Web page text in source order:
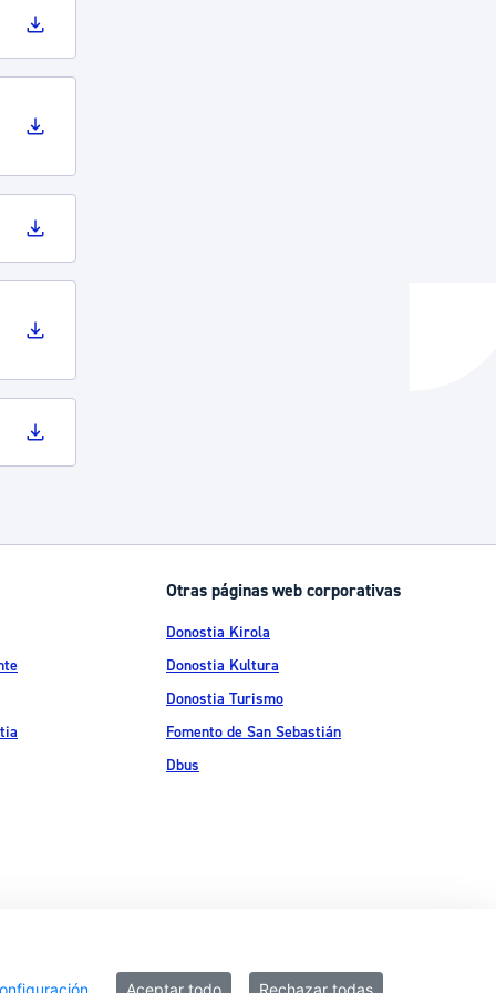
Otras páginas web corporativas
Donostia Kirola
Donostia Kultura
Donostia Turismo
Fomento de San Sebastián
Dbus
de privacidad Política de cookies Declaración de accesibilidad
Aceptar todo Rechazar todas